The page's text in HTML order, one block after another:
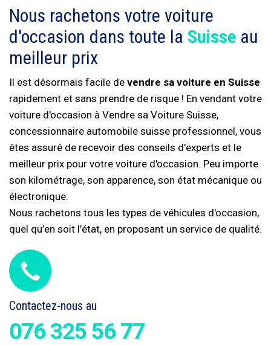
Nous rachetons votre voiture
d'occasion dans toute la Suisse au
meilleur prix
Il est désormais facile de vendre sa voiture en Suisse
rapidement et sans prendre de risque ! En vendant votre
voiture d'occasion à Vendre sa Voiture Suisse,
concessionnaire automobile suisse professionnel, vous
êtes assuré de recevoir des conseils d'experts et le
meilleur prix pour votre voiture d'occasion. Peu importe
son kilométrage, son apparence, son état mécanique ou
électronique.
Nous rachetons tous les types de véhicules d'occasion,
quel qu’en soit l’état, en proposant un service de qualité.
Contactez-nous au
076 325 56 77